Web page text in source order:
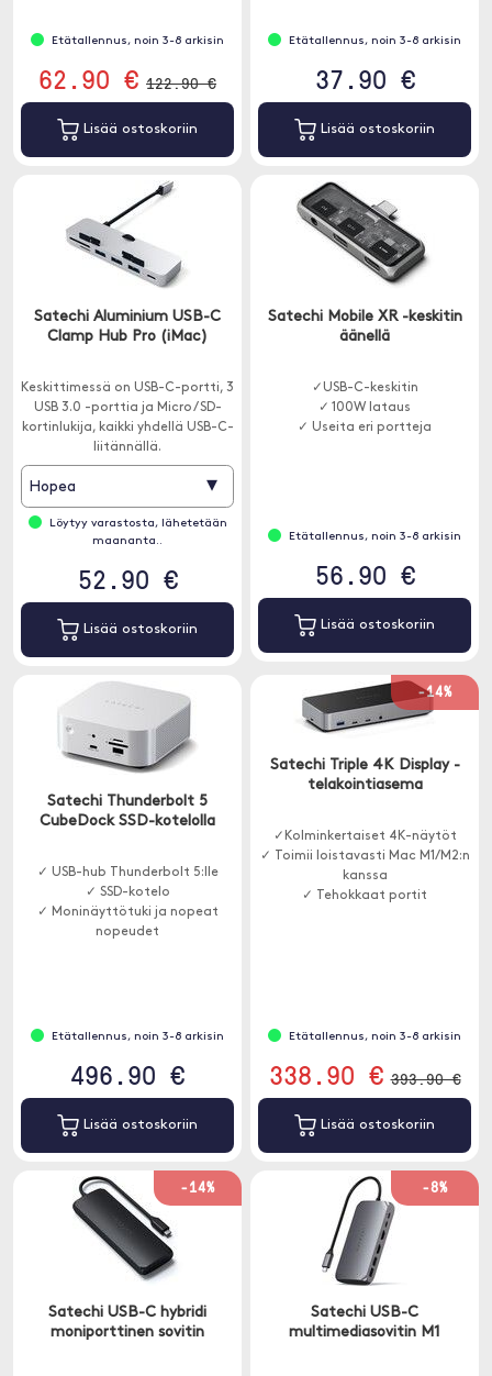
Etätallennus, noin 3-8 arkisin
62.90 € 122.90 €
Lisää ostoskoriin
Etätallennus, noin 3-8 arkisin
37.90 €
Lisää ostoskoriin
Satechi Aluminium USB-C
Clamp Hub Pro (iMac)
Keskittimessä on USB-C-portti, 3
USB 3.0 -porttia ja Micro / SD-
kortinlukija, kaikki yhdellä USB-C-
liitännällä.
Hopea ▾
Löytyy varastosta, lähetetään
maananta..
52.90 €
Lisää ostoskoriin
Satechi Mobile XR -keskitin
äänellä
✓USB-C-keskitin
✓ 100W lataus
✓ Useita eri portteja
Etätallennus, noin 3-8 arkisin
56.90 €
Lisää ostoskoriin
Satechi Thunderbolt 5
CubeDock SSD-kotelolla
✓ USB-hub Thunderbolt 5:lle
✓ SSD-kotelo
✓ Moninäyttötuki ja nopeat
nopeudet
Etätallennus, noin 3-8 arkisin
496.90 €
Lisää ostoskoriin
-14%
Satechi Triple 4K Display -
telakointiasema
✓Kolminkertaiset 4K-näytöt
✓ Toimii loistavasti Mac M1/M2:n
kanssa
✓ Tehokkaat portit
Etätallennus, noin 3-8 arkisin
338.90 € 393.90 €
Lisää ostoskoriin
-14%
Satechi USB-C hybridi
moniporttinen sovitin
-8%
Satechi USB-C
multimediasovitin M1